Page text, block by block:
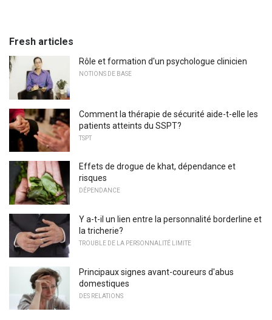
Fresh articles
Rôle et formation d'un psychologue clinicien
NOTIONS DE BASE
Comment la thérapie de sécurité aide-t-elle les
patients atteints du SSPT?
TSPT
Effets de drogue de khat, dépendance et
risques
DÉPENDANCE
Y a-t-il un lien entre la personnalité borderline et
la tricherie?
TROUBLE DE LA PERSONNALITÉ LIMITE
Principaux signes avant-coureurs d'abus
domestiques
DES RELATIONS